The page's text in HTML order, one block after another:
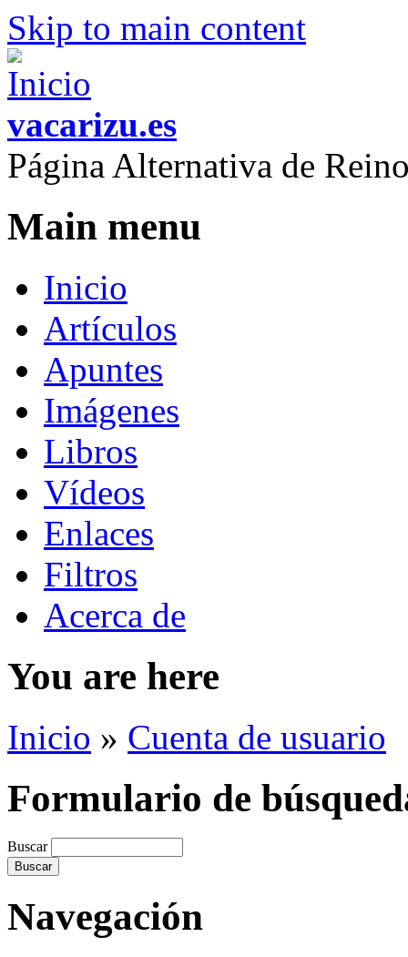
Skip to main content
vacarizu.es
Página Alternativa de
Main menu
Inicio
Artículos
Apuntes
Imágenes
Libros
Vídeos
Enlaces
Filtros
Acerca de
You are here
Inicio » Cuenta de usuario
Formulario de
Buscar
Navegación